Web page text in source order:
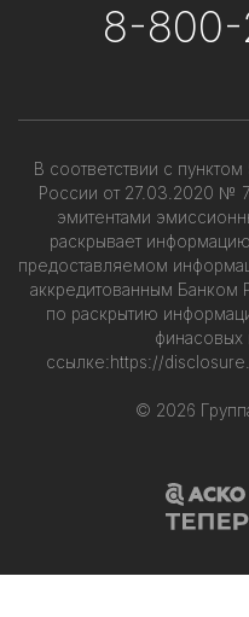
8-
В соответствии с
России от 27.03.2020 №
эмитентами
раскрывает
предоставляемом
аккредитованным Банком
по раскрытию
финасовых
ссылке:https://
© 2026